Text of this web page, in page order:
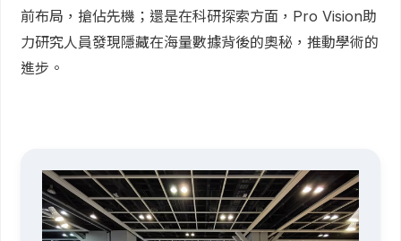
前布局，搶佔先機；還是在科研探索方面，Pro Vision助
力研究人員發現隱藏在海量數據背後的奧秘，推動學術的
進步。